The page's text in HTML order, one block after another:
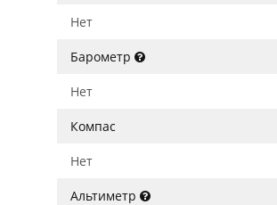
Нет
Барометр
Нет
Компас
Нет
Альтиметр